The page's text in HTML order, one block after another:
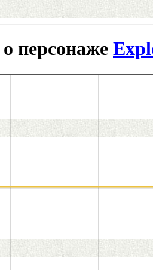
персонаже